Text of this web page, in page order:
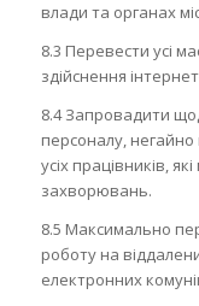
влади та органах
8.3 Перевести усі
здійснення
8.4 Запровадити
персоналу,
усіх працівників,
захворювань.
8.5 Максимально
роботу на
електронних